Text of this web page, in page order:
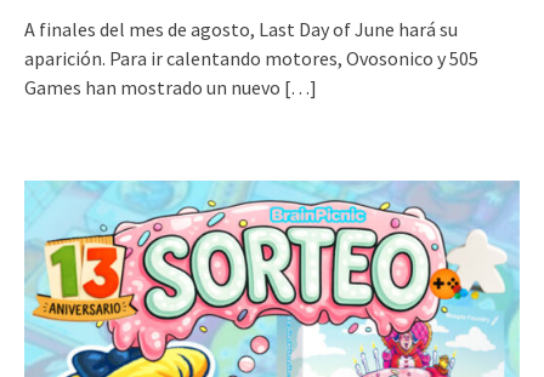
A finales del mes de agosto, Last Day of June hará su
aparición. Para ir calentando motores, Ovosonico y 505
Games han mostrado un nuevo […]